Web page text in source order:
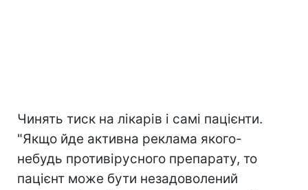
Чинять тиск на лікарів і самі пацієнти.
"Якщо йде активна реклама якого-
небудь противірусного препарату, то
пацієнт може бути незадоволений